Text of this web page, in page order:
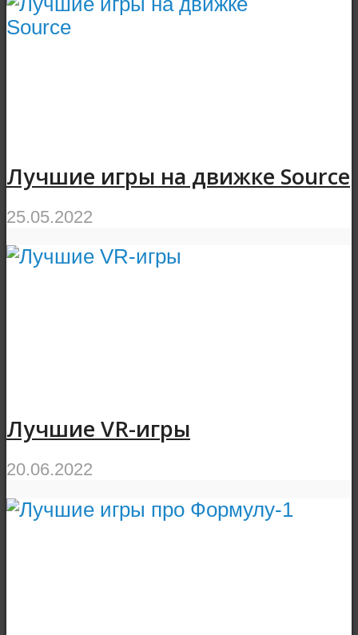
Лучшие игры на движке Source
25.05.2022
Лучшие VR-игры
20.06.2022